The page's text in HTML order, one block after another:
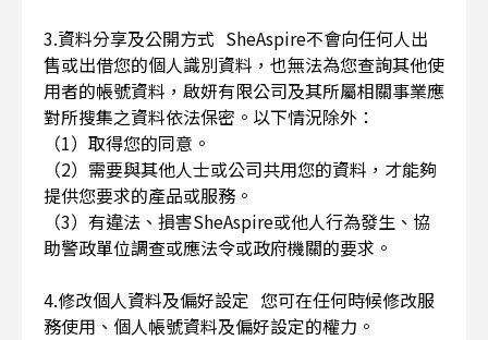
3.資料分享及公開方式 SheAspire不會向任何人出
售或出借您的個人識別資料，也無法為您查詢其他使
用者的帳號資料，啟妍有限公司及其所屬相關事業應
對所搜集之資料依法保密。以下情況除外：
（1）取得您的同意。
（2）需要與其他人士或公司共用您的資料，才能夠
提供您要求的產品或服務。
（3）有違法、損害SheAspire或他人行為發生、協
助警政單位調查或應法令或政府機關的要求。
4.修改個人資料及偏好設定 您可在任何時候修改服
務使用、個人帳號資料及偏好設定的權力。